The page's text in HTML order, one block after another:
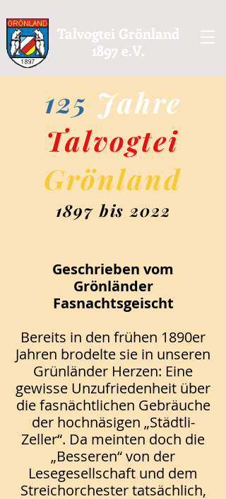
Talvogtei Grönland
1897 e.V.
125 Jahre
Talvogtei
Grönland
1897 bis 2022
Geschrieben vom
Grönländer
Fasnachtsgeischt
Bereits in den frühen 1890er
Jahren brodelte sie in unseren
Grünländer Herzen: Eine
gewisse Unzufriedenheit über
die fasnächtlichen Gebräuche
der hochnäsigen „Städtli-
Zeller“. Da meinten doch die
„Besseren“ von der
Lesegesellschaft und dem
Streichorchester tatsächlich,